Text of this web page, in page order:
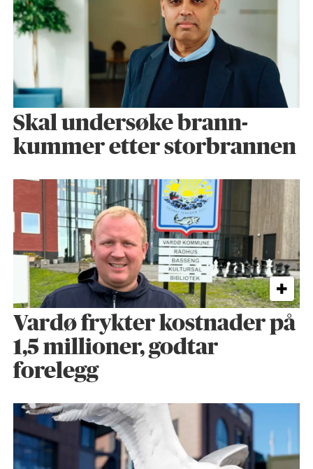
Skal undersøke brann­
kummer etter storbrannen
Vardø frykter kostnader på
1,5 millioner, godtar
forelegg